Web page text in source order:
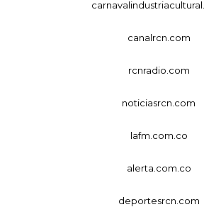
canalrcn.com
rcnradio.com
noticiasrcn.com
lafm.com.co
alerta.com.co
deportesrcn.com